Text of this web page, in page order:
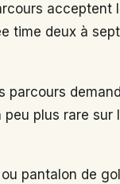
acceptent
time deux à
plus rare sur
pantalon de